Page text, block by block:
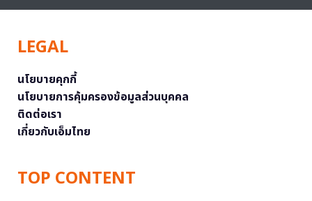
LEGAL
นโยบายคุกกี้
นโยบายการคุ้มครองข้อมูลส่วนบุคคล
ติดต่อเรา
เกี่ยวกับเอ็มไทย
TOP CONTENT